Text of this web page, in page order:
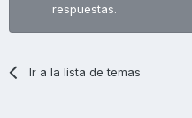
respuestas.
Ir a la lista de temas